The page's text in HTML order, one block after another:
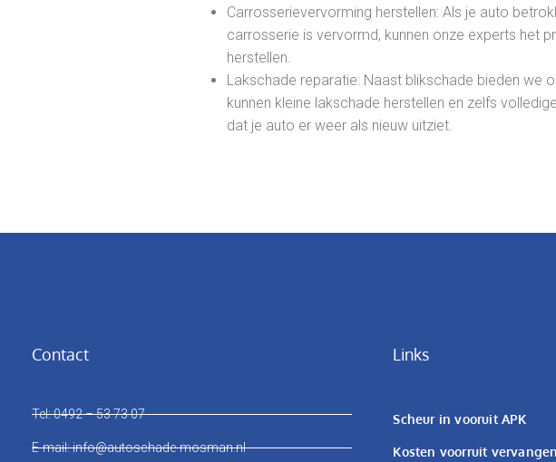
Carrosserievervorming herstellen: Als je auto
carrosserie is vervormd, kunnen onze experts het
herstellen.
Lakschade reparatie: Naast blikschade bieden we
kunnen kleine lakschade herstellen en zelfs
dat je auto er weer als nieuw uitziet.
Contact
Tel: 0492 – 53 73 07
E-mail: info@autoschade-mosman.nl
Links
Scheur in vooruit APK
Kosten voorruit